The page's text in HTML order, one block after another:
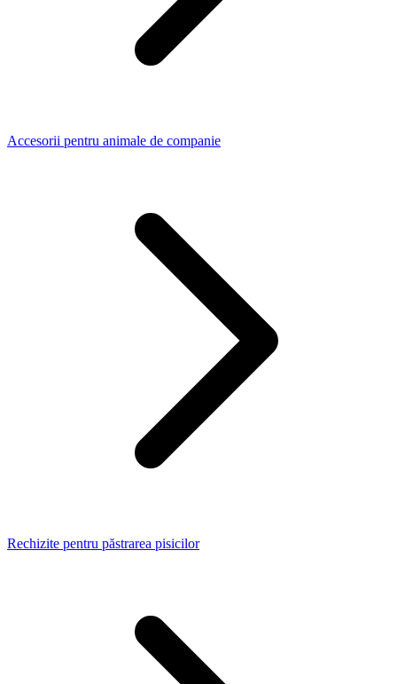
Accesorii pentru animale de companie
Rechizite pentru păstrarea pisicilor